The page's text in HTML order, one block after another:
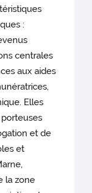
:
centrales
aux aides
Elles
et de
et
la zone